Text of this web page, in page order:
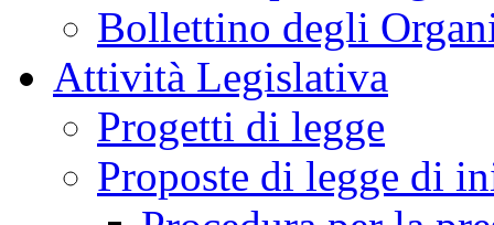
Bollettino degli
Attività Legislativa
Progetti di legge
Proposte di legge di